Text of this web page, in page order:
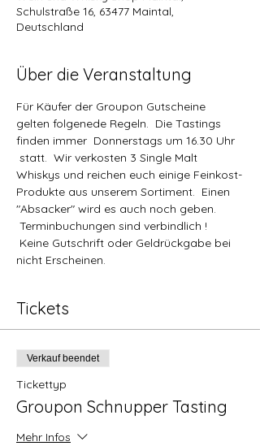
Schulstraße 16, 63477 Maintal,
Deutschland
Über die Veranstaltung
Für Käufer der Groupon Gutscheine
gelten folgenede Regeln.  Die Tastings
finden immer  Donnerstags um 16.30 Uhr
statt.  Wir verkosten 3 Single Malt
Whiskys und reichen euch einige Feinkost-
Produkte aus unserem Sortiment.  Einen
"Absacker" wird es auch noch geben.
Terminbuchungen sind verbindlich !
Keine Gutschrift oder Geldrückgabe bei
nicht Erscheinen.
Tickets
Verkauf beendet
Tickettyp
Groupon Schnupper Tasting
Mehr Infos